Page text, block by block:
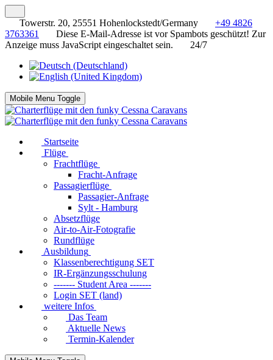
Towerstr. 20, 25551 Hohenlockstedt/Germany
+49 4826
3763361
Diese E-Mail-Adresse ist vor Spambots geschützt! Zur
Anzeige muss JavaScript eingeschaltet sein.
24/7
Mobile Menu Toggle
Startseite
Flüge
Frachtflüge
Fracht-Anfrage
Passagierflüge
Passagier-Anfrage
Sylt - Hamburg
Absetzflüge
Air-to-Air-Fotografie
Rundflüge
Ausbildung
Klassenberechtigung SET
IR-Ergänzungsschulung
------- Student Area -------
Login SET (land)
weitere Infos
Das Team
Aktuelle News
Termin-Kalender